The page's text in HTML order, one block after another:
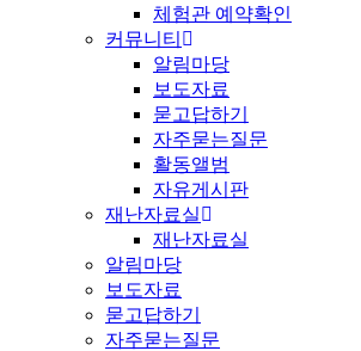
체험관 예약확인
커뮤니티
알림마당
보도자료
묻고답하기
자주묻는질문
활동앨범
자유게시판
재난자료실
재난자료실
알림마당
보도자료
묻고답하기
자주묻는질문